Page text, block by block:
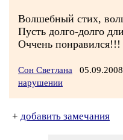
Волшебный стих,
Пусть долго-долго
Оччень понравился!!!
Сон Светлана
нарушении
+ добавить замечания